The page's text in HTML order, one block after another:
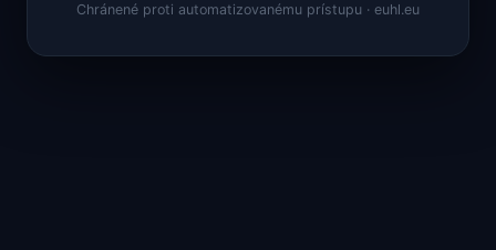
Chránené proti automatizovanému prístupu · euhl.eu